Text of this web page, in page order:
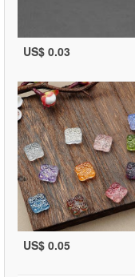
US$ 0.03
US$ 0.05